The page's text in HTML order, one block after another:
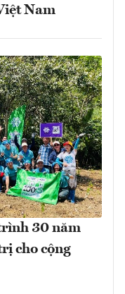
Nam
30 năm
cho cộng